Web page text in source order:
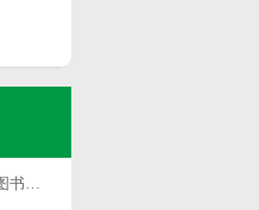
体育馆、机场、艺术馆、图书馆等大型公共场所适用哪种幕墙铝单板？